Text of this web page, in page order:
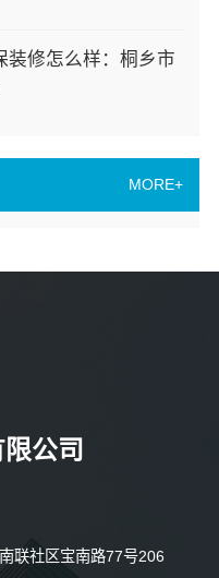
MORE+
装修怎么样：桐乡市
公司
联社区宝南路77号206